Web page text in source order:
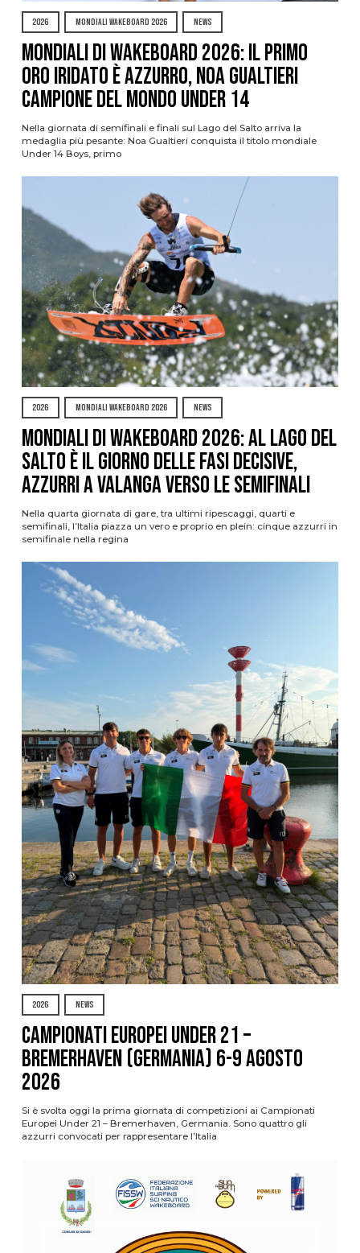
2026 MONDIALI WAKEBOARD 2026 NEWS
Mondiali di Wakeboard 2026: il primo
oro iridato è azzurro, Noa Gualtieri
campione del mondo Under 14
Nella giornata di semifinali e finali sul Lago del Salto arriva la
medaglia più pesante: Noa Gualtieri conquista il titolo mondiale
Under 14 Boys, primo
2026 MONDIALI WAKEBOARD 2026 NEWS
Mondiali di Wakeboard 2026: al Lago del
Salto è il giorno delle fasi decisive,
azzurri a valanga verso le semifinali
Nella quarta giornata di gare, tra ultimi ripescaggi, quarti e
semifinali, l’Italia piazza un vero e proprio en plein: cinque azzurri in
semifinale nella regina
2026 NEWS
Campionati Europei Under 21 –
Bremerhaven (Germania) 6-9 agosto
2026
Si è svolta oggi la prima giornata di competizioni ai Campionati
Europei Under 21 – Bremerhaven, Germania. Sono quattro gli
azzurri convocati per rappresentare l’Italia